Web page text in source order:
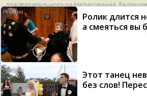
предварительного редактирования.
указанные сообщения и комментарии, в
требования законодательства. E-mail -
электронной почты защищен от спам-ботов. У
включен JavaScript для просмотра. Tел. +7 495
информационном ресурсе применяются
технологии (информационные технологии
информации на основе сбора,
относящихся к предпочтениям
Оставаясь на сайте, вы
политикой обработки
использованиеcookie-
Ролик длится
а смеяться вы
Этот танец
без слов!